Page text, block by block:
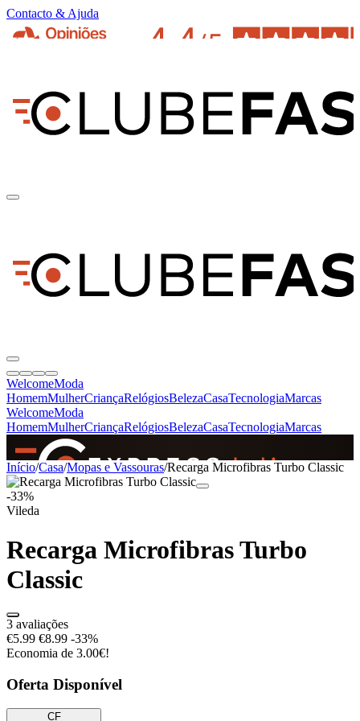
Contacto & Ajuda
WelcomeModa
HomemMulherCriançaRelógiosBelezaCasaTecnologiaMarcas
WelcomeModa
HomemMulherCriançaRelógiosBelezaCasaTecnologiaMarcas
SINCE 2005
Início/Casa/Mopas e Vassouras/Recarga Microfibras Turbo Classic
-33%
Vileda
Recarga Microfibras Turbo
Classic
3 avaliações
€5.99 €8.99 -33%
Economia de 3.00€!
Oferta Disponível
CF